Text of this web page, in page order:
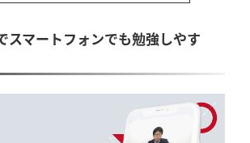
スマートフォンでも勉強しやす